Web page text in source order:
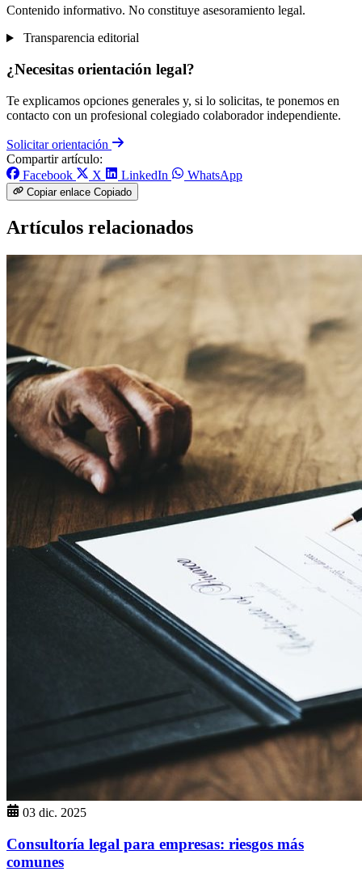
Contenido informativo. No constituye asesoramiento legal.
Transparencia editorial
¿Necesitas orientación legal?
Te explicamos opciones generales y, si lo solicitas, te ponemos en
contacto con un profesional colegiado colaborador independiente.
Solicitar orientación
Compartir artículo:
Facebook
X LinkedIn WhatsApp
Copiar enlace Copiado
Artículos relacionados
03 dic. 2025
Consultoría legal para empresas: riesgos más
comunes